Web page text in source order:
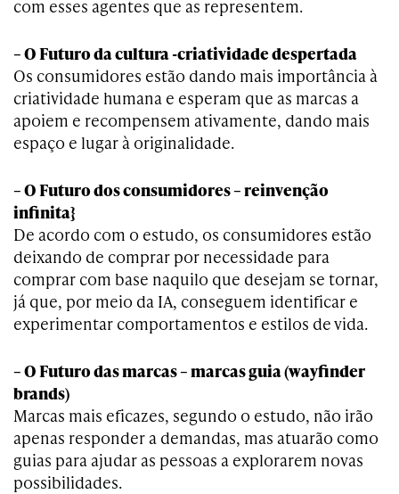
com esses agentes que as representem.
– O Futuro da cultura -criatividade despertada
Os consumidores estão dando mais importância à
criatividade humana e esperam que as marcas a
apoiem e recompensem ativamente, dando mais
espaço e lugar à originalidade.
– O Futuro dos consumidores – reinvenção
infinita}
De acordo com o estudo, os consumidores estão
deixando de comprar por necessidade para
comprar com base naquilo que desejam se tornar,
já que, por meio da IA, conseguem identificar e
experimentar comportamentos e estilos de vida.
– O Futuro das marcas – marcas guia (wayfinder
brands)
Marcas mais eficazes, segundo o estudo, não irão
apenas responder a demandas, mas atuarão como
guias para ajudar as pessoas a explorarem novas
possibilidades.